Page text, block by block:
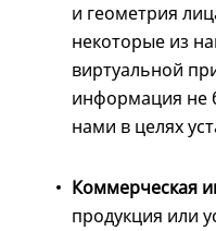
и геометрия
некоторые из
виртуальной
информация не
нами в целях
Коммерческая
продукция или